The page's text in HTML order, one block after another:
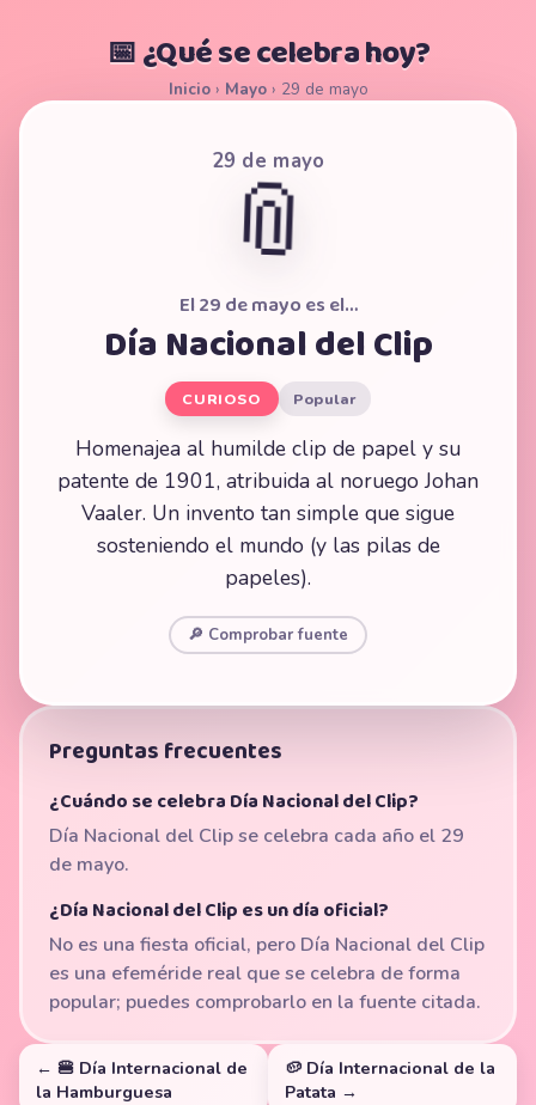
📅 ¿Qué se celebra hoy?
Inicio› Mayo› 29 de mayo
29 de mayo
📎
El 29 de mayo es el…
Día Nacional del Clip
CURIOSO Popular
Homenajea al humilde clip de papel y su
patente de 1901, atribuida al noruego Johan
Vaaler. Un invento tan simple que sigue
sosteniendo el mundo (y las pilas de
papeles).
🔎 Comprobar fuente
Preguntas frecuentes
¿Cuándo se celebra Día Nacional del Clip?
Día Nacional del Clip se celebra cada año el 29
de mayo.
¿Día Nacional del Clip es un día oficial?
No es una fiesta oficial, pero Día Nacional del Clip
es una efeméride real que se celebra de forma
popular; puedes comprobarlo en la fuente citada.
← 🍔 Día Internacional de
la Hamburguesa
🥔 Día Internacional de la
Patata →